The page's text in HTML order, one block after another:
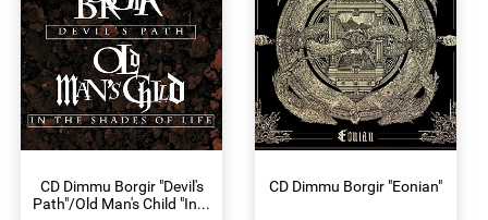
CD Dimmu Borgir "Devil's
Path"/Old Man's Child "In...
CD Dimmu Borgir "Eonian"